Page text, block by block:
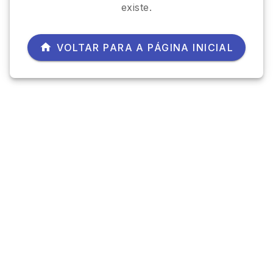
existe.
VOLTAR PARA A PÁGINA INICIAL